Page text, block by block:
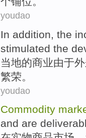
youdao
In addition, the
stimulated the
当地的商业由于
繁荣。
youdao
Commodity
and are